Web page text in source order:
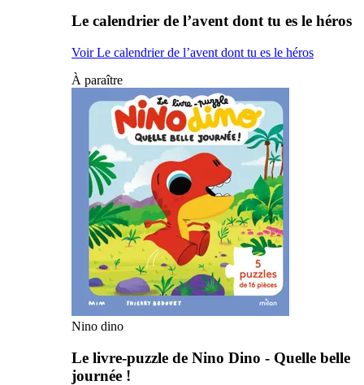
Le calendrier de l’avent dont tu es le héros
Voir Le calendrier de l’avent dont tu es le héros
À paraître
Nino dino
Le livre-puzzle de Nino Dino - Quelle belle
journée !